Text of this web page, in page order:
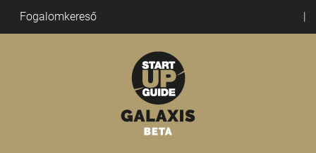
Fogalomkereső